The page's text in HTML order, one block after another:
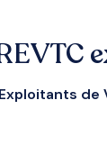
de